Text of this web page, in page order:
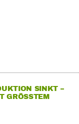
SINKT –
R